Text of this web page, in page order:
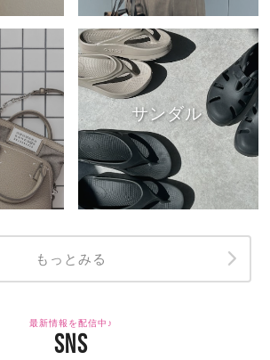
サンダル
もっとみる
最新情報を配信中♪
SNS